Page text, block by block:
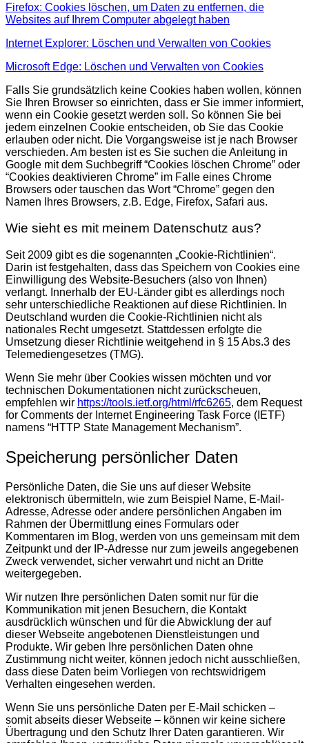
Firefox: Cookies löschen, um Daten zu entfernen, die
Websites auf Ihrem Computer abgelegt haben
Internet Explorer: Löschen und Verwalten von Cookies
Microsoft Edge: Löschen und Verwalten von Cookies
Falls Sie grundsätzlich keine Cookies haben wollen, können
Sie Ihren Browser so einrichten, dass er Sie immer informiert,
wenn ein Cookie gesetzt werden soll. So können Sie bei
jedem einzelnen Cookie entscheiden, ob Sie das Cookie
erlauben oder nicht. Die Vorgangsweise ist je nach Browser
verschieden. Am besten ist es Sie suchen die Anleitung in
Google mit dem Suchbegriff “Cookies löschen Chrome” oder
“Cookies deaktivieren Chrome” im Falle eines Chrome
Browsers oder tauschen das Wort “Chrome” gegen den
Namen Ihres Browsers, z.B. Edge, Firefox, Safari aus.
Wie sieht es mit meinem Datenschutz aus?
Seit 2009 gibt es die sogenannten „Cookie-Richtlinien“.
Darin ist festgehalten, dass das Speichern von Cookies eine
Einwilligung des Website-Besuchers (also von Ihnen)
verlangt. Innerhalb der EU-Länder gibt es allerdings noch
sehr unterschiedliche Reaktionen auf diese Richtlinien. In
Deutschland wurden die Cookie-Richtlinien nicht als
nationales Recht umgesetzt. Stattdessen erfolgte die
Umsetzung dieser Richtlinie weitgehend in § 15 Abs.3 des
Telemediengesetzes (TMG).
Wenn Sie mehr über Cookies wissen möchten und vor
technischen Dokumentationen nicht zurückscheuen,
empfehlen wir https://tools.ietf.org/html/rfc6265, dem Request
for Comments der Internet Engineering Task Force (IETF)
namens “HTTP State Management Mechanism”.
Speicherung persönlicher Daten
Persönliche Daten, die Sie uns auf dieser Website
elektronisch übermitteln, wie zum Beispiel Name, E-Mail-
Adresse, Adresse oder andere persönlichen Angaben im
Rahmen der Übermittlung eines Formulars oder
Kommentaren im Blog, werden von uns gemeinsam mit dem
Zeitpunkt und der IP-Adresse nur zum jeweils angegebenen
Zweck verwendet, sicher verwahrt und nicht an Dritte
weitergegeben.
Wir nutzen Ihre persönlichen Daten somit nur für die
Kommunikation mit jenen Besuchern, die Kontakt
ausdrücklich wünschen und für die Abwicklung der auf
dieser Webseite angebotenen Dienstleistungen und
Produkte. Wir geben Ihre persönlichen Daten ohne
Zustimmung nicht weiter, können jedoch nicht ausschließen,
dass diese Daten beim Vorliegen von rechtswidrigem
Verhalten eingesehen werden.
Wenn Sie uns persönliche Daten per E-Mail schicken –
somit abseits dieser Webseite – können wir keine sichere
Übertragung und den Schutz Ihrer Daten garantieren. Wir